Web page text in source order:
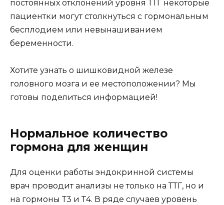
постоянных отклонений уровня ТТГ некоторые
пациентки могут столкнуться с гормональным
бесплодием или невынашиванием
беременности.
Хотите узнать о шишковидной железе
головного мозга и ее местоположении? Мы
готовы поделиться информацией!
Нормальное количество
гормона для женщин
Для оценки работы эндокринной системы
врач проводит анализы не только на ТТГ, но и
на гормоны Т3 и Т4. В ряде случаев уровень